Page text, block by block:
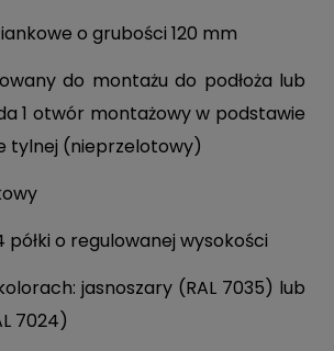
o grubości 120 mm
do montażu do podłoża lub
1 otwór montażowy w podstawie
tylnej (nieprzelotowy)
półki o regulowanej wysokości
jasnoszary (RAL 7035) lub
7024)